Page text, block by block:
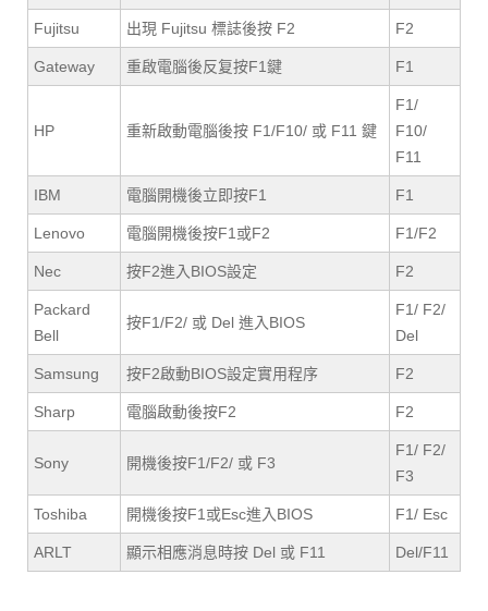
Fujitsu 出現 Fujitsu 標誌後按 F2 F2
Gateway 重啟電腦後反复按F1鍵 F1
HP 重新啟動電腦後按 F1/F10/ 或 F11 鍵
F1/
F10/
F11
IBM 電腦開機後立即按F1 F1
Lenovo 電腦開機後按F1或F2 F1/F2
Nec 按F2進入BIOS設定 F2
Packard
Bell
按F1/F2/ 或 Del 進入BIOS
F1/ F2/
Del
Samsung 按F2啟動BIOS設定實用程序 F2
Sharp 電腦啟動後按F2 F2
Sony 開機後按F1/F2/ 或 F3
F1/ F2/
F3
Toshiba 開機後按F1或Esc進入BIOS F1/ Esc
ARLT 顯示相應消息時按 Del 或 F11 Del/F11